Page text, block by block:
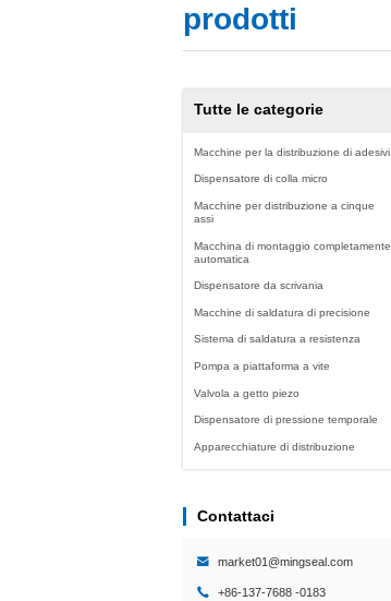
prodotti
Tutte le categorie
Macchine per la distribuzione di adesivi
Dispensatore di colla micro
Macchine per distribuzione a cinque
assi
Macchina di montaggio completamente
automatica
Dispensatore da scrivania
Macchine di saldatura di precisione
Sistema di saldatura a resistenza
Pompa a piattaforma a vite
Valvola a getto piezo
Dispensatore di pressione temporale
Apparecchiature di distribuzione
Contattaci
market01@mingseal.com
+86-137-7688 -0183